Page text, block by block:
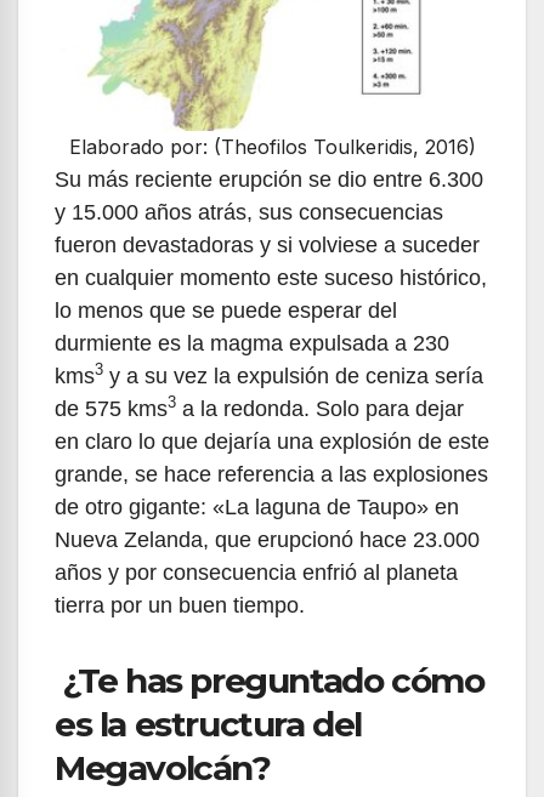
Elaborado por: (Theofilos Toulkeridis, 2016)
Su más reciente erupción se dio entre 6.300
y 15.000 años atrás, sus consecuencias
fueron devastadoras y si volviese a suceder
en cualquier momento este suceso histórico,
lo menos que se puede esperar del
durmiente es la magma expulsada a 230
kms3 y a su vez la expulsión de ceniza sería
de 575 kms3 a la redonda. Solo para dejar
en claro lo que dejaría una explosión de este
grande, se hace referencia a las explosiones
de otro gigante: «La laguna de Taupo» en
Nueva Zelanda, que erupcionó hace 23.000
años y por consecuencia enfrió al planeta
tierra por un buen tiempo.
¿Te has preguntado cómo
es la estructura del
Megavolcán?